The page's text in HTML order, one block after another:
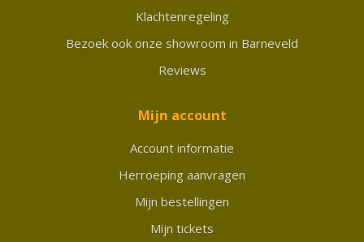
Klachtenregeling
Bezoek ook onze showroom in Barneveld
Reviews
Mijn account
Account informatie
Herroeping aanvragen
Mijn bestellingen
Mijn tickets